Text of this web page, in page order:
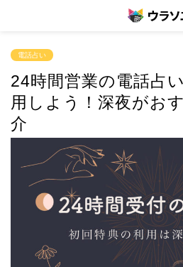
電話占い
24時間営業の電話占
用しよう！深夜がお
介